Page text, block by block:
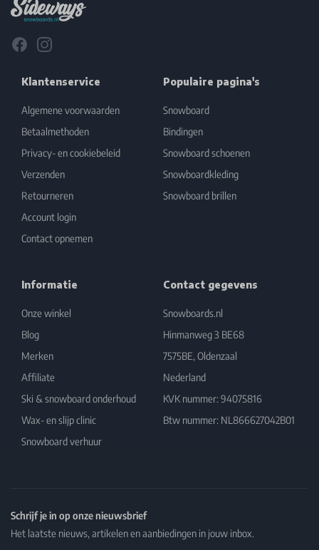
FacebookInstagram
Klantenservice
Algemene voorwaarden
Betaalmethoden
Privacy- en cookiebeleid
Verzenden
Retourneren
Account login
Contact opnemen
Populaire pagina's
Snowboard
Bindingen
Snowboard schoenen
Snowboardkleding
Snowboard brillen
Informatie
Onze winkel
Blog
Merken
Affiliate
Ski & snowboard onderhoud
Wax- en slijp clinic
Snowboard verhuur
Contact gegevens
Snowboards.nl
Hinmanweg 3 BE68
7575BE, Oldenzaal
Nederland
KVK nummer: 94075816
Btw nummer: NL866627042B01
Schrijf je in op onze nieuwsbrief
Het laatste nieuws, artikelen en aanbiedingen in jouw inbox.